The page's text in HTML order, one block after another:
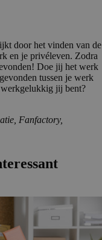
door het vinden van de
en je privéleven. Zodra
Doe jij het werk
tussen je werk
jij bent?
Fanfactory,